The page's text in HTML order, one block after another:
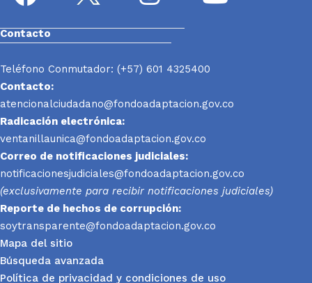
Contacto
Teléfono Conmutador: (+57) 601 4325400
Contacto:
atencionalciudadano@fondoadaptacion.gov.co
Radicación electrónica:
ventanillaunica@fondoadaptacion.gov.co
Correo de notificaciones judiciales:
notificacionesjudiciales@fondoadaptacion.gov.co
(exclusivamente para recibir notificaciones judiciales)
Reporte de hechos de corrupción:
soytransparente@fondoadaptacion.gov.co
Mapa del sitio
Búsqueda avanzada
Política de privacidad y condiciones de uso